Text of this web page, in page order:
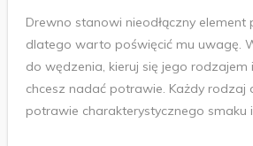
Drewno stanowi nieodłączny element
dlatego warto poświęcić mu uwagę.
do wędzenia, kieruj się jego
chcesz nadać potrawie. Każdy rodzaj
potrawie charakterystycznego smaku